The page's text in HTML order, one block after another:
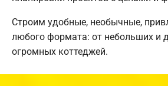
Строим удобные, необычные,
любого формата: от небольших и
огромных коттеджей.